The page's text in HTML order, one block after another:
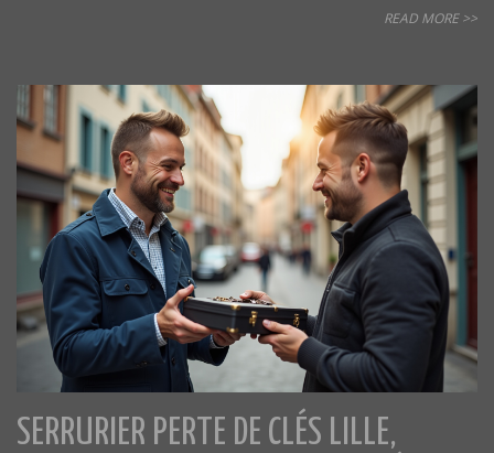
READ MORE >>
SERRURIER PERTE DE CLÉS LILLE,